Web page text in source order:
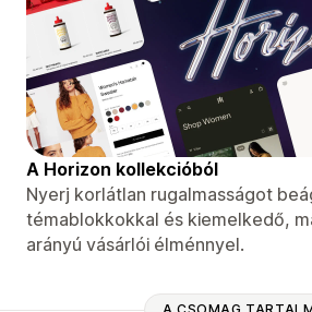
A Horizon kollekcióból
Nyerj korlátlan rugalmasságot
témablokkokkal és kiemelkedő,
arányú vásárlói élménnyel.